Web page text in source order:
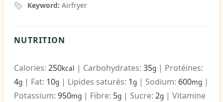
Keyword:Airfryer
NUTRITION
Calories: 250kcal | Carbohydrates: 35g | Protéines:
4g | Fat: 10g | Lipides saturés: 1g | Sodium: 600mg |
Potassium: 950mg | Fibre: 5g | Sucre: 2g | Vitamine